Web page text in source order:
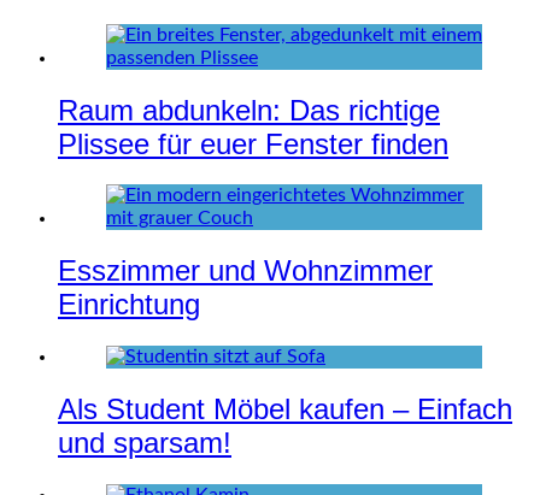
Raum abdunkeln: Das richtige
Plissee für euer Fenster finden
Esszimmer und Wohnzimmer
Einrichtung
Als Student Möbel kaufen – Einfach
und sparsam!